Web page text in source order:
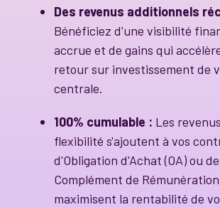
Des revenus additionnels
Bénéficiez d'une visibilité
accrue et de gains qui
retour sur investissement de
centrale.
100% cumulable : Les
flexibilité s'ajoutent à vos
d'Obligation d'Achat (OA) ou de
Complément de Rémunération
maximisent la rentabilité de